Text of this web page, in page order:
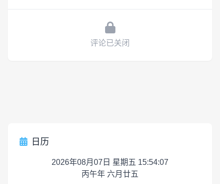
评论已关闭
日历
2026年08月07日 星期五 15:54:07
丙午年 六月廿五